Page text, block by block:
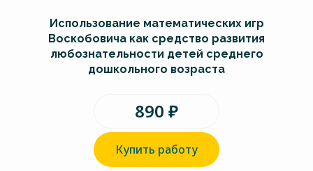
Использование математических игр
Воскобовича как средство развития
любознательности детей среднего
дошкольного возраста
890 ₽
Купить работу